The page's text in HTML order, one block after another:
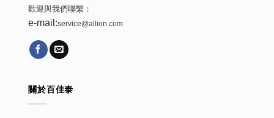
歡迎與我們聯繫：
e-mail:service@allion.com
關於百佳泰